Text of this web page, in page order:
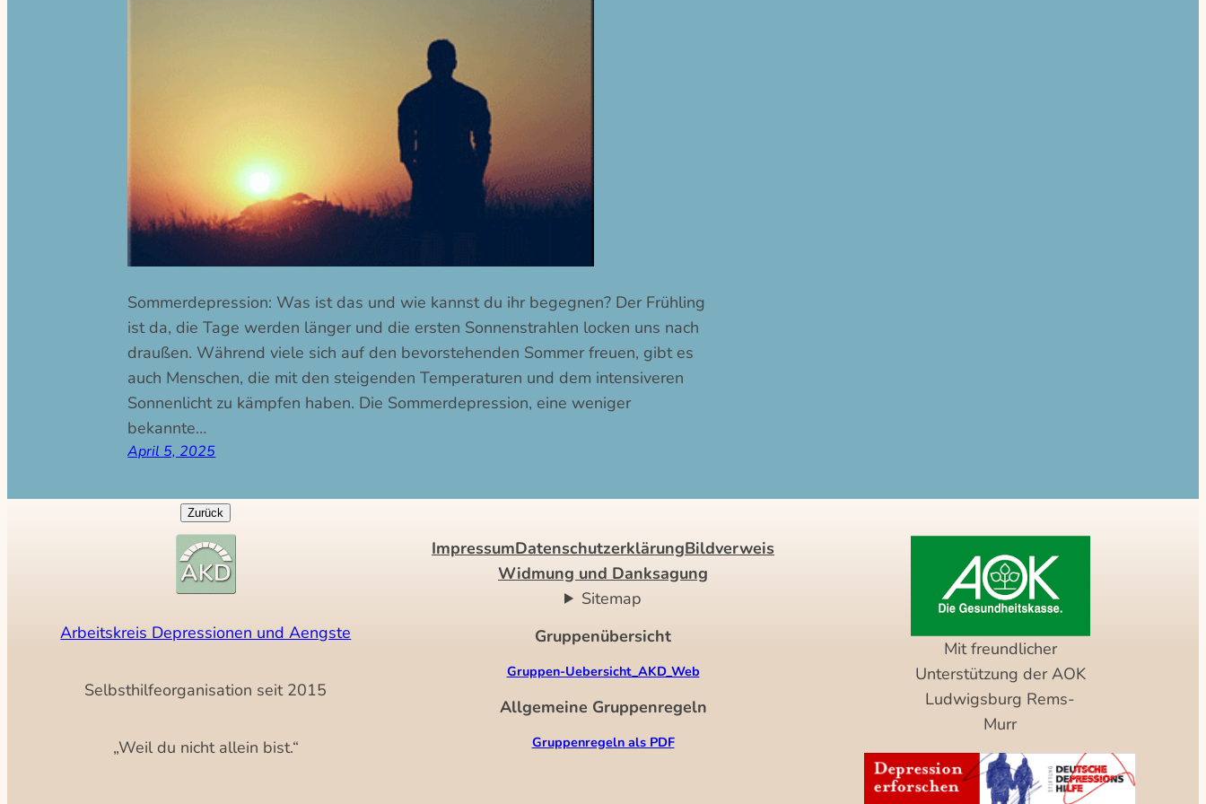
Sommerdepression: Was ist das und wie kannst du ihr begegnen? Der Frühling
ist da, die Tage werden länger und die ersten Sonnenstrahlen locken uns nach
draußen. Während viele sich auf den bevorstehenden Sommer freuen, gibt es
auch Menschen, die mit den steigenden Temperaturen und dem intensiveren
Sonnenlicht zu kämpfen haben. Die Sommerdepression, eine weniger
bekannte…
April 5, 2025
Arbeitskreis Depressionen und Aengste
Selbsthilfeorganisation seit 2015
„Weil du nicht allein bist.“
ImpressumDatenschutzerklärungBildverweis
Widmung und Danksagung
Sitemap
Gruppenübersicht
Gruppen-Uebersicht_AKD_Web
Allgemeine Gruppenregeln
Gruppenregeln als PDF
Mit freundlicher
Unterstützung der AOK
Ludwigsburg Rems-
Murr